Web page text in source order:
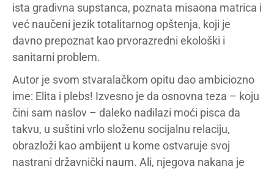
ista gradivna supstanca, poznata misaona matrica i
već naučeni jezik totalitarnog opštenja, koji je
davno prepoznat kao prvorazredni ekološki i
sanitarni problem.
Autor je svom stvaralačkom opitu dao ambiciozno
ime: Elita i plebs! Izvesno je da osnovna teza – koju
čini sam naslov – daleko nadilazi moći pisca da
takvu, u suštini vrlo složenu socijalnu relaciju,
obrazloži kao ambijent u kome ostvaruje svoj
nastrani državnički naum. Ali, njegova nakana je